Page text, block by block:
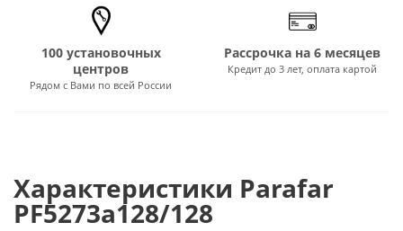
100 установочных
центров
Рядом с Вами по всей России
Рассрочка на 6 месяцев
Кредит до 3 лет, оплата картой
Характеристики Parafar
PF5273a128/128